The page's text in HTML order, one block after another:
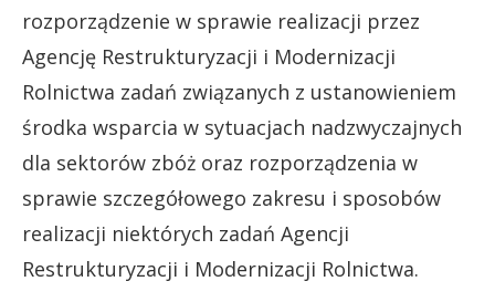
rozporządzenie w sprawie realizacji przez
Agencję Restrukturyzacji i Modernizacji
Rolnictwa zadań związanych z ustanowieniem
środka wsparcia w sytuacjach nadzwyczajnych
dla sektorów zbóż oraz rozporządzenia w
sprawie szczegółowego zakresu i sposobów
realizacji niektórych zadań Agencji
Restrukturyzacji i Modernizacji Rolnictwa.